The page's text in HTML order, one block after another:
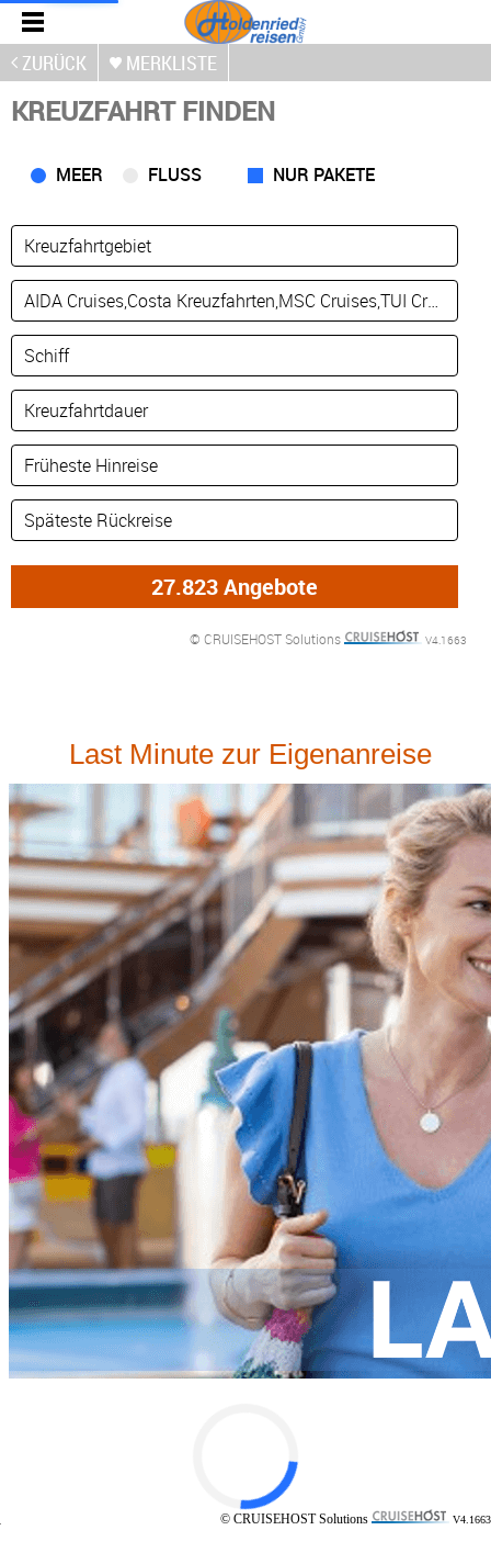
ZURÜCK MERKLISTE
KREUZFAHRT FINDEN
MEER FLUSS NUR PAKETE
© CRUISEHOST Solutions V4.1663
Last Minute zur Eigenanreise
© CRUISEHOST Solutions V4.1663